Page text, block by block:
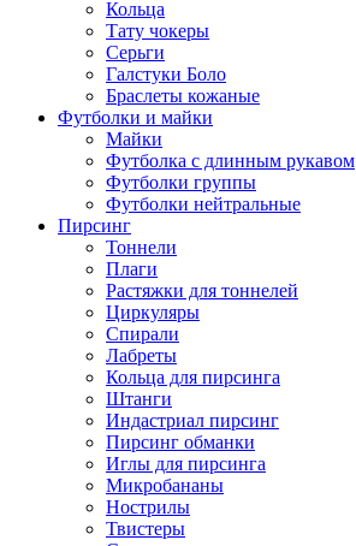
Кольца
Тату чокеры
Серьги
Галстуки Боло
Браслеты кожаные
Футболки и майки
Майки
Футболка с длинным рукавом
Футболки группы
Футболки нейтральные
Пирсинг
Тоннели
Плаги
Растяжки для тоннелей
Циркуляры
Спирали
Лабреты
Кольца для пирсинга
Штанги
Индастриал пирсинг
Пирсинг обманки
Иглы для пирсинга
Микробананы
Нострилы
Твистеры